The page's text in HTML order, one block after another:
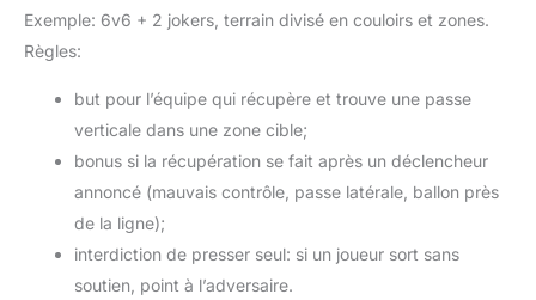
Exemple: 6v6 + 2 jokers, terrain divisé en couloirs et zones.
Règles:
but pour l’équipe qui récupère et trouve une passe
verticale dans une zone cible;
bonus si la récupération se fait après un déclencheur
annoncé (mauvais contrôle, passe latérale, ballon près
de la ligne);
interdiction de presser seul: si un joueur sort sans
soutien, point à l’adversaire.